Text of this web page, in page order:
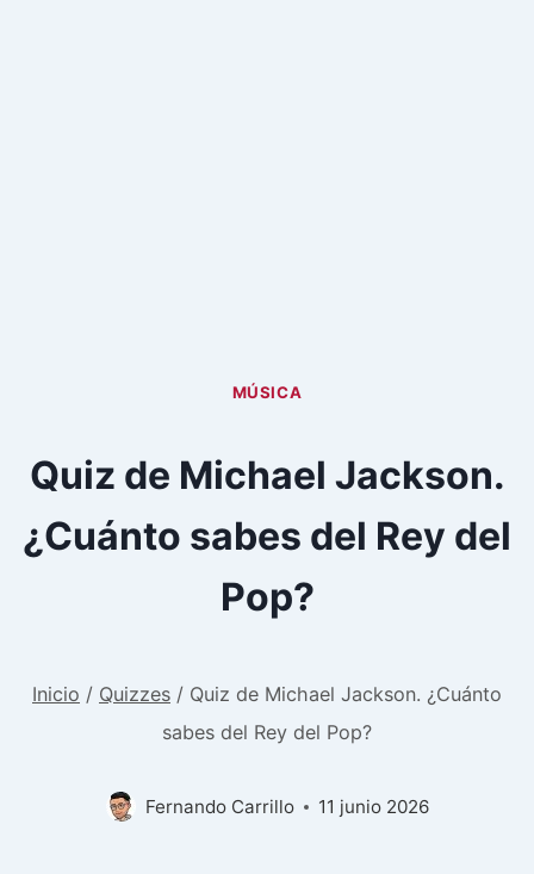
MÚSICA
Quiz de Michael Jackson.
¿Cuánto sabes del Rey del
Pop?
Inicio / Quizzes / Quiz de Michael Jackson. ¿Cuánto
sabes del Rey del Pop?
Fernando Carrillo 11 junio 2026